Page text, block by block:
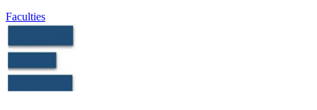
Faculties